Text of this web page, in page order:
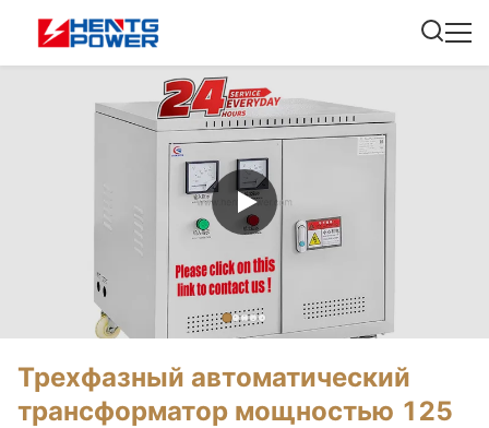
Трехфазный автоматический
трансформатор мощностью 125